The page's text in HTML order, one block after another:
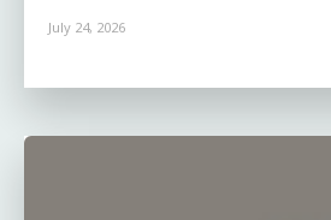
July 24, 2026